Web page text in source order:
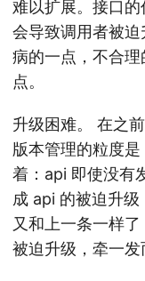
难以扩展。接口
会导致调用者被
病的一点，不合
点。
升级困难。 在之
版本管理的粒度
着：api 即使没有
成 api 的被迫升
又和上一条一样
被迫升级，牵一发